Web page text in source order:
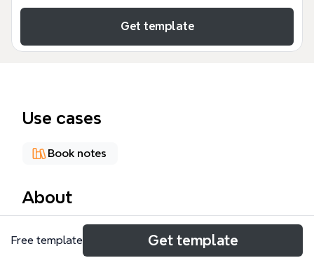
Get template
Use cases
Book notes
About
《专注的快乐：我们如何投入地活》是一本基于心流理
论探讨生活品质的书籍，由心理学家米哈里·契克森米
Free template Get template